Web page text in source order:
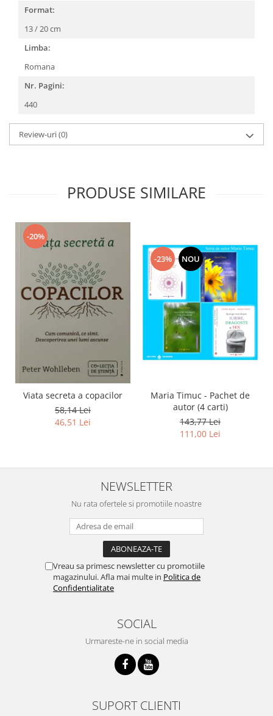
Format:
13 / 20 cm
Limba:
Romana
Nr. Pagini:
440
Review-uri(0)
PRODUSE SIMILARE
-20%
Viata secreta a copacilor
58,14 Lei
46,51 Lei
-23% NOU
Maria Timuc - Pachet de
autor (4 carti)
143,77 Lei
111,00 Lei
NEWSLETTER
Nu rata ofertele si promotiile noastre
Vreau sa primesc newsletter cu promotiile
magazinului. Afla mai multe in Politica de
Confidentialitate
SOCIAL
Urmareste-ne in social media
SUPORT CLIENTI